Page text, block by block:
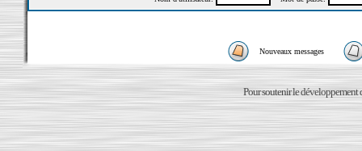
Nouveaux messages
Pour soutenir le développement